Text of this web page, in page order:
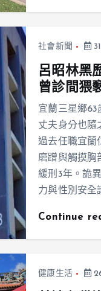
社會新聞
呂昭林黑
曾診間猥
宜蘭三星鄉63
丈夫身分也隨
過去任職宜蘭
磨蹭與觸摸胸
緩刑3年。詭
力與性別安全
Continue
健康生活